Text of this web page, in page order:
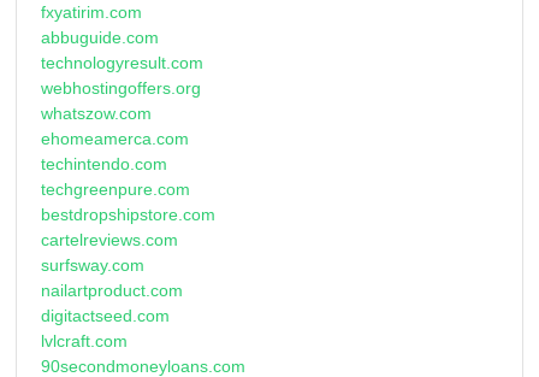
fxyatirim.com
abbuguide.com
technologyresult.com
webhostingoffers.org
whatszow.com
ehomeamerca.com
techintendo.com
techgreenpure.com
bestdropshipstore.com
cartelreviews.com
surfsway.com
nailartproduct.com
digitactseed.com
lvlcraft.com
90secondmoneyloans.com